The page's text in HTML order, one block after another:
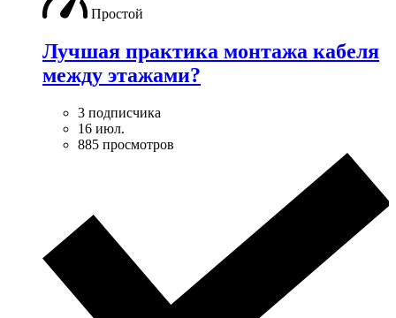
Простой
Лучшая практика монтажа кабеля
между этажами?
3 подписчика
16 июл.
885 просмотров